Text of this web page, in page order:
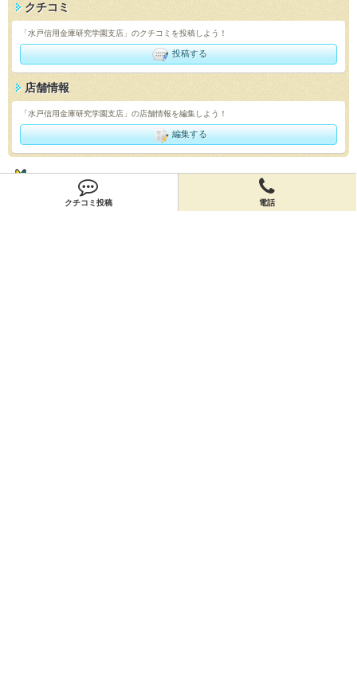
クチコミ投稿 電話
クチコミ
「水戸信用金庫研究学園支店」のクチコミを投稿しよう！
投稿する
店舗情報
「水戸信用金庫研究学園支店」の店舗情報を編集しよう！
編集する
会員登録
無料会員登録